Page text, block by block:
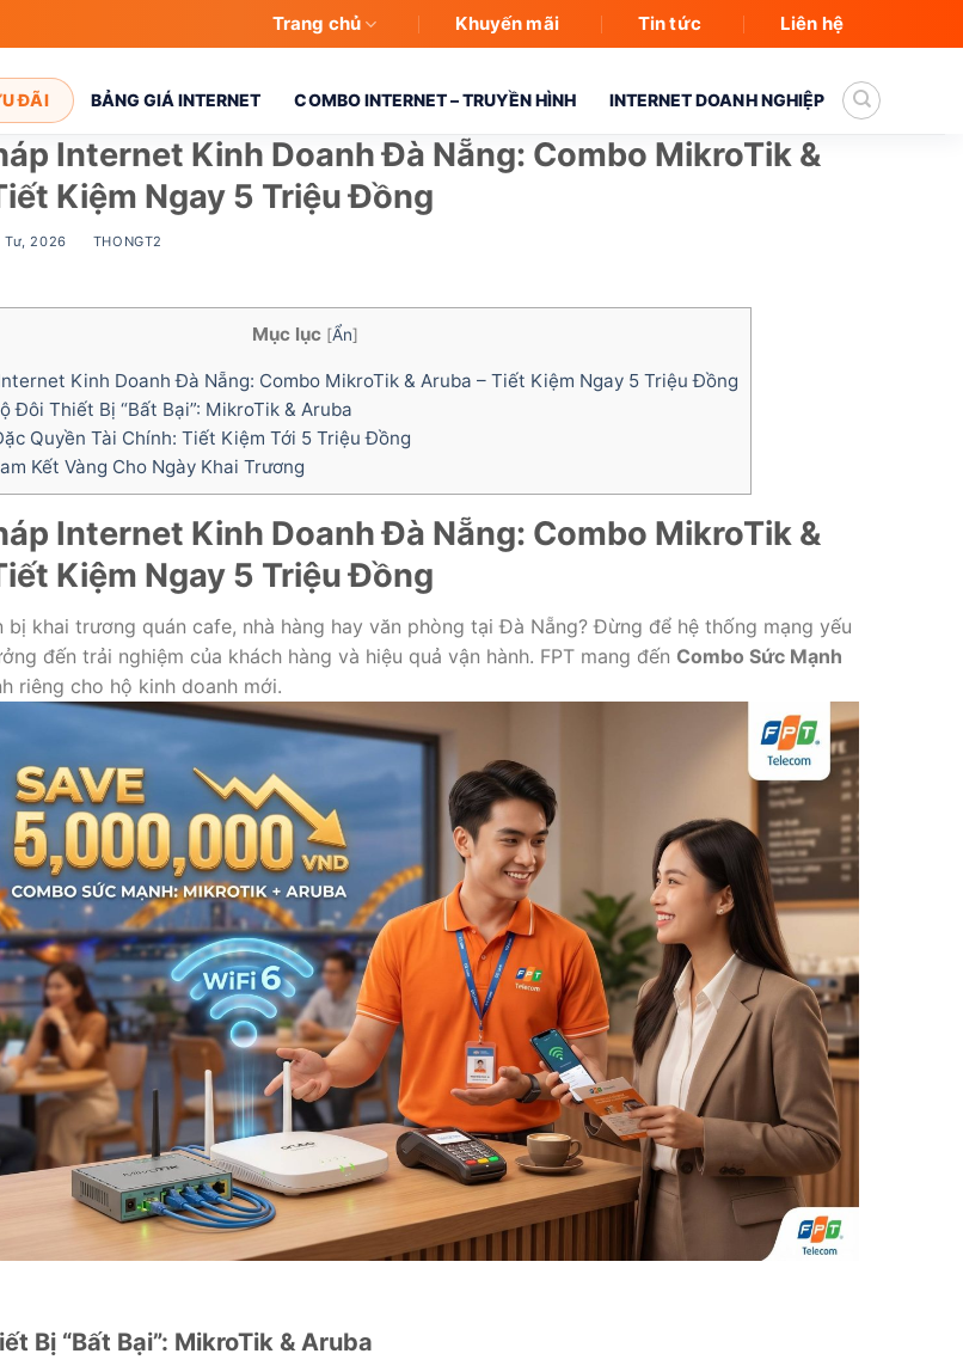
Trang chủ Khuyến mãi Tin tức Liên hệ
ĐÃI BẢNG GIÁ INTERNET COMBO INTERNET – TRUYỀN HÌNH INTERNET DOANH NGHIỆP
Internet Kinh Doanh Đà Nẵng: Combo MikroTik &
Kiệm Ngay 5 Triệu Đồng
Tư, 2026 THONGT2
Mục lục [Ẩn]
Kinh Doanh Đà Nẵng: Combo MikroTik & Aruba – Tiết Kiệm Ngay 5 Triệu Đồng
Đôi Thiết Bị “Bất Bại”: MikroTik & Aruba
Quyền Tài Chính: Tiết Kiệm Tới 5 Triệu Đồng
Kết Vàng Cho Ngày Khai Trương
Internet Kinh Doanh Đà Nẵng: Combo MikroTik &
Kiệm Ngay 5 Triệu Đồng
bị khai trương quán cafe, nhà hàng hay văn phòng tại Đà Nẵng? Đừng để hệ thống mạng yếu
đến trải nghiệm của khách hàng và hiệu quả vận hành. FPT mang đến Combo Sức Mạnh
riêng cho hộ kinh doanh mới.
Bị “Bất Bại”: MikroTik & Aruba